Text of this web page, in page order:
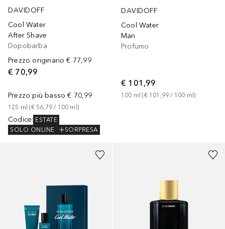
DAVIDOFF
Cool Water
After Shave
Dopobarba
Prezzo originario € 77,99
€ 70,99
Prezzo più basso € 70,99
125 ml (€ 56,79 / 100 ml )
Codice: ESTATE
SOLO ONLINE
SORPRESA
DAVIDOFF
Cool Water
Man
Profumo
€ 101,99
100 ml (€ 101,99 / 100 ml)